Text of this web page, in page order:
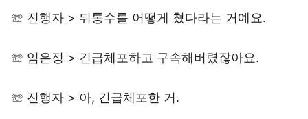
☏ 진행자 > 뒤통수를 어떻게 쳤다라는 거예요.
☏ 임은정 > 긴급체포하고 구속해버렸잖아요.
☏ 진행자 > 아, 긴급체포한 거.